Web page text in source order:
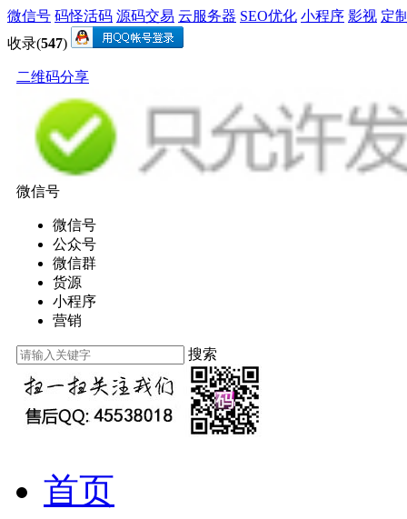
微信号 码怪活码 源码交易 云服务器 SEO优化 小程序 影视 定
收录(547)
二维码分享
微信号
微信号
公众号
微信群
货源
小程序
营销
搜索
首页